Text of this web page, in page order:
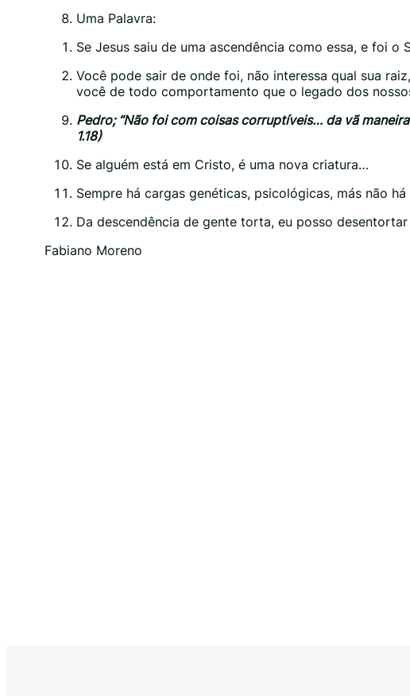
Uma Palavra:
Se Jesus saiu de uma ascendência como essa, e foi o
Você pode sair de onde foi, não interessa qual sua
você de todo comportamento que o legado dos
Pedro; “Não foi com coisas corruptíveis… da vã
1.18)
Se alguém está em Cristo, é uma nova criatura…
Sempre há cargas genéticas, psicológicas, más não
Da descendência de gente torta, eu posso
Fabiano Moreno